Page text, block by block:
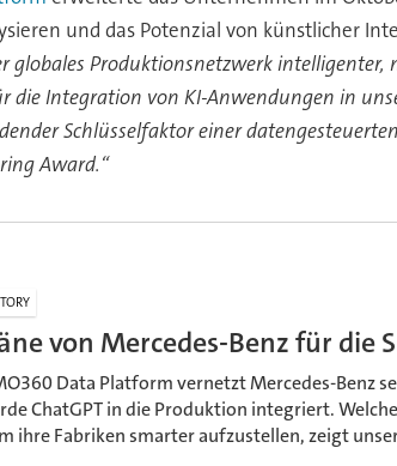
und das Potenzial von künstlicher
Produktionsnetzwerk
Integration von KI-Anwendungen in
Schlüsselfaktor einer
Award.“
von Mercedes-Benz für die
Data Platform vernetzt Mercedes-Benz
ChatGPT in die Produktion integriert.
ihre Fabriken smarter aufzustellen, zeigt